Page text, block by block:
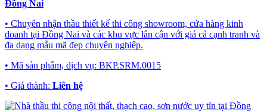
Đồng Nai
• Chuyên nhận thầu thiết kế thi công showroom, cửa hàng kinh
doanh tại Đồng Nai và các khu vực lân cận với giá cả cạnh tranh và
đa dạng mẫu mã đẹp chuyên nghiệp.
• Mã sản phẩm, dịch vụ: BKP.SRM.0015
• Giá thành: Liên hệ